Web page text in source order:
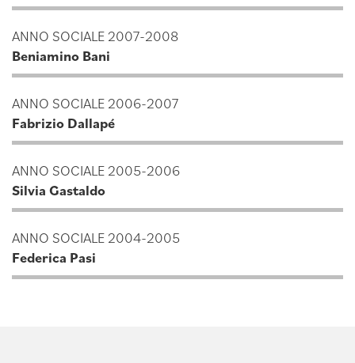
ANNO SOCIALE 2007-2008
Beniamino Bani
ANNO SOCIALE 2006-2007
Fabrizio Dallapé
ANNO SOCIALE 2005-2006
Silvia Gastaldo
ANNO SOCIALE 2004-2005
Federica Pasi